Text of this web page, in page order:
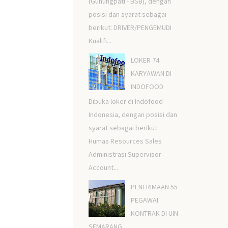
posisi dan syarat sebagai
berikut: DRIVER/PENGEMUDI
Kualifi...
LOKER 74
KARYAWAN DI
INDOFOOD
Dibuka loker di Indofood
Indonesia, dengan posisi dan
syarat sebagai berikut:
Humas Resources Sales
Administrasi Supervisor
Account...
PENERIMAAN 55
PEGAWAI
KONTRAK DI UIN